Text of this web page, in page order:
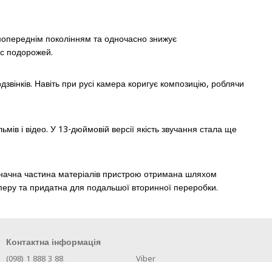
поколінням та одночасно знижує
подорожей.
Навіть при русі камера коригує композицію, роблячи
і відео. У 13-дюймовій версії якість звучання стала ще
частина матеріалів пристрою отримана шляхом
та придатна для подальшої вторинної переробки.
Контактна інформація
(098) 1 888 3 88 Viber